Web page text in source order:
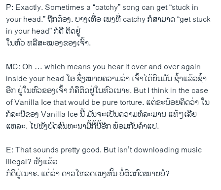
P: Exactly. Sometimes a “catchy” song can get “stuck in
your head.” ຖືກຕ້ອງ. ບາງ​ເທື່ອ ​ເພງ​ທີ່ catchy ກໍ​ສາມາດ “get stuck
in your head” ​ກໍ​ຄື ຕິດ​ຢູ່
​ໃນ​ຫົວ ຫລືສະໝອງ​ຂອງ​ເຈົ້າ.
MC: Oh … which means you hear it over and over again
inside your head ​ໂອ ຊຶ່ງ​ໝາຍ​ຄວາມ​ວ່າ ​ເຈົ້າ​ໄດ້​ຍິນ​ມັນ ຊໍ້າ​ແລ້ວ​ຊໍ້​າ
ອີກ ຢູ່​ໃນ​ຫົວ​ຂອງ​ເຈົ້າ ກໍ​ຄື​ຕິດ​ຢູ່​ໃນ​ຫົວເນາະ. But I think in the case
of Vanilla Ice that would be pure torture. ​ແຕ່​ຂະ​ນ້ອຍ​ຄິດ​ວ່າ ​ໃນ​
ກໍລະນີ​ຂອງ Vanilla Ice ນີ້ ມັນ​ຈະ​ເປັນຄວາມທໍລະມານ ແທ້ໆ​ເລີຍ
ແຫລະ. ​ໄປ​ຟັງ​ບົດ​ສົນທະນາ​ມື້​ກີ້​ນີ້​ອີກ ພ້ອມ​ກັບ​ຄໍາ​ແປ.
E: That sounds pretty good. But isn’t downloading music
illegal? ຟັງ​ແລ້ວ
ກໍ​ດີ​ຢູ່​ເນາະ. ​ແຕ່​ວ່າ ດາວ​ໂຫລ​ດ​ເພງ​ຫັ້ນ ບໍ່​ຜິດ​ກົດໝາຍ​ບໍ?